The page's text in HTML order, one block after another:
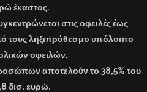
έκαστος.
στις οφειλές έως
τους ληξιπρόθεσμο υπόλοιπο
οφειλών.
αποτελούν το 38,5% του
δισ. ευρώ.